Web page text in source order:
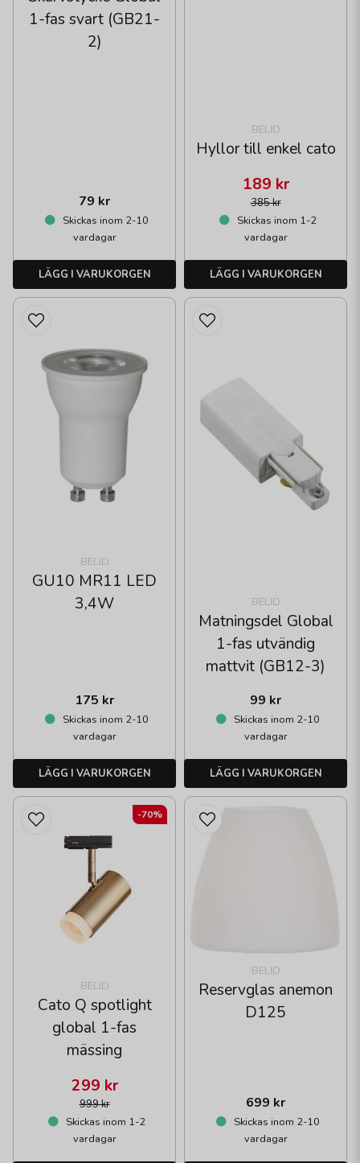
1-fas svart (GB21-
2)
79 kr
Skickas inom 2-10
vardagar
LÄGG I VARUKORGEN
BELID
Hyllor till enkel cato
385 kr
189 kr
Skickas inom 1-2
vardagar
LÄGG I VARUKORGEN
BELID
GU10 MR11 LED
3,4W
175 kr
Skickas inom 2-10
vardagar
LÄGG I VARUKORGEN
BELID
Matningsdel Global
1-fas utvändig
mattvit (GB12-3)
99 kr
Skickas inom 2-10
vardagar
LÄGG I VARUKORGEN
BELID
Cato Q spotlight
global 1-fas
mässing
999 kr
299 kr
Skickas inom 1-2
vardagar
-70%
BELID
Reservglas anemon
D125
699 kr
Skickas inom 2-10
vardagar